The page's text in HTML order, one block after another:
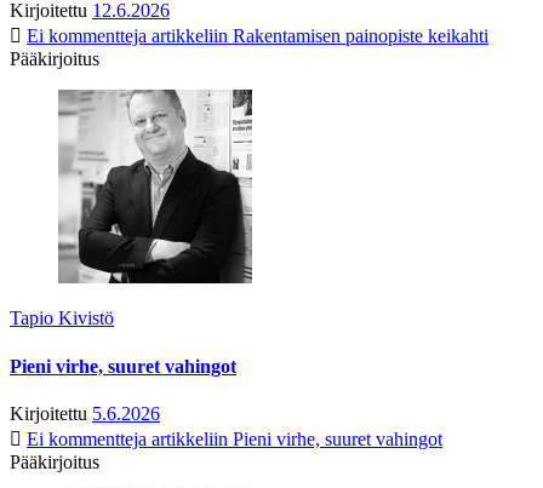
Kirjoitettu 12.6.2026
Ei kommentteja artikkeliin Rakentamisen painopiste keikahti
Pääkirjoitus
Tapio Kivistö
Pieni virhe, suuret vahingot
Kirjoitettu 5.6.2026
Ei kommentteja artikkeliin Pieni virhe, suuret vahingot
Pääkirjoitus